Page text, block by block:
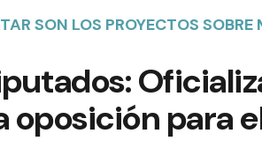
SON LOS PROYECTOS
oposición para